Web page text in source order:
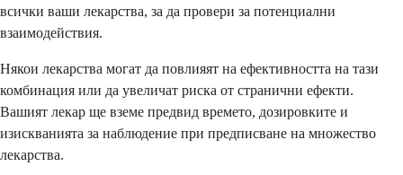
всички ваши лекарства, за да провери за потенциални
взаимодействия.
Някои лекарства могат да повлияят на ефективността на тази
комбинация или да увеличат риска от странични ефекти.
Вашият лекар ще вземе предвид времето, дозировките и
изискванията за наблюдение при предписване на множество
лекарства.